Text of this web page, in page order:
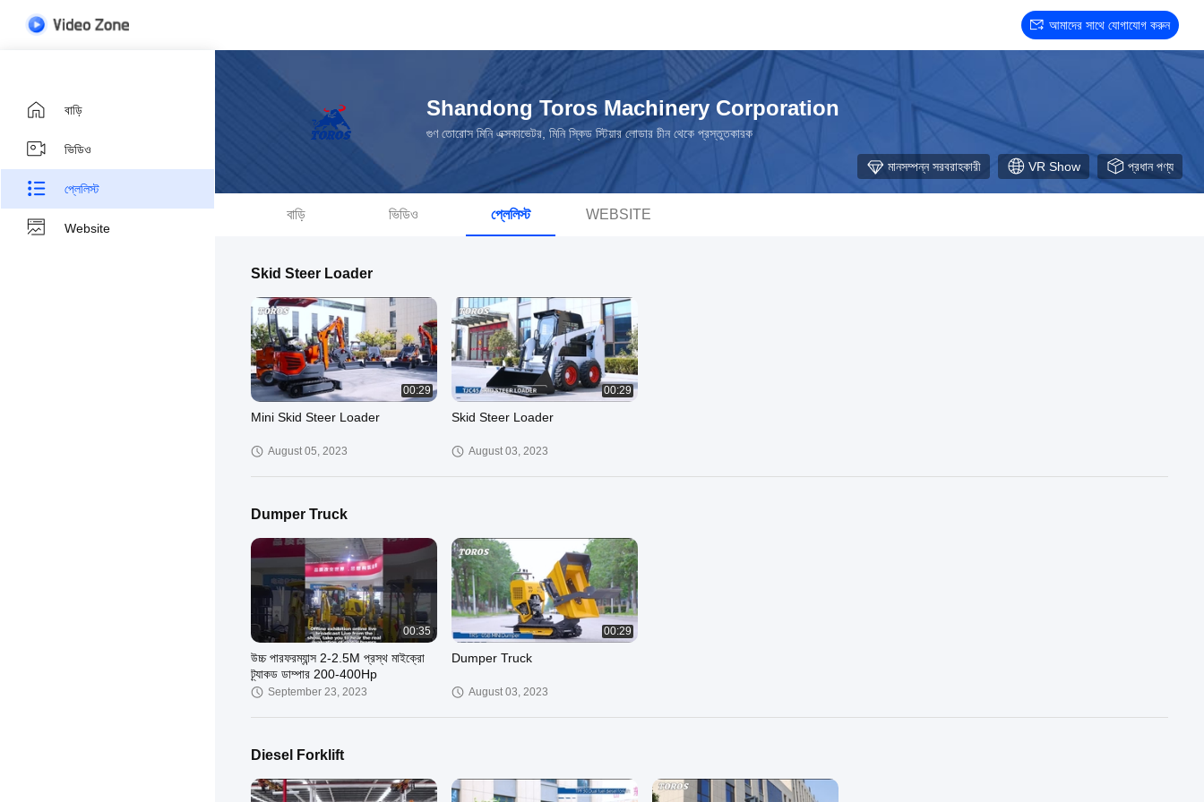
আমাদের সাথে যোগাযোগ করুন
বাড়ি
ভিডিও
প্লেলিস্ট
Website
Shandong Toros Machinery Corporation
গুণ তোরোস মিনি এক্সকাভেটর, মিনি স্কিড স্টিয়ার লোডার চীন থেকে প্রস্তুতকারক
মানসম্পন্ন সরবরাহকারী VR Show প্রধান পণ্য
বাড়ি ভিডিও প্লেলিস্ট WEBSITE
Skid Steer Loader
00:29
Mini Skid Steer Loader
August 05, 2023
00:29
Skid Steer Loader
August 03, 2023
Dumper Truck
00:35
উচ্চ পারফরম্যান্স 2-2.5M প্রস্থ মাইক্রো
ট্র্যাকড ডাম্পার 200-400Hp
September 23, 2023
00:29
Dumper Truck
August 03, 2023
Diesel Forklift